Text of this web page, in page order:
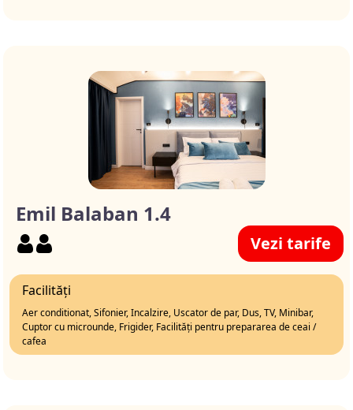
Emil Balaban 1.4
Vezi tarife
Facilități
Aer conditionat, Sifonier, Incalzire, Uscator de par, Dus, TV, Minibar,
Cuptor cu microunde, Frigider, Facilități pentru prepararea de ceai /
cafea